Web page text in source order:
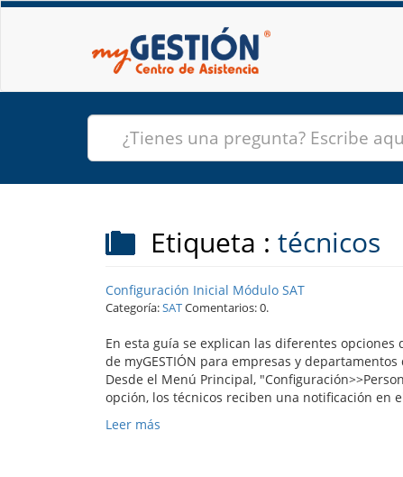
Etiqueta : técnicos
Configuración Inicial Módulo SAT
Categoría:SATComentarios: 0.
En esta guía se explican las diferentes
de myGESTIÓN para empresas y
Desde el Menú Principal,
opción, los técnicos reciben una notificación en
Leer más